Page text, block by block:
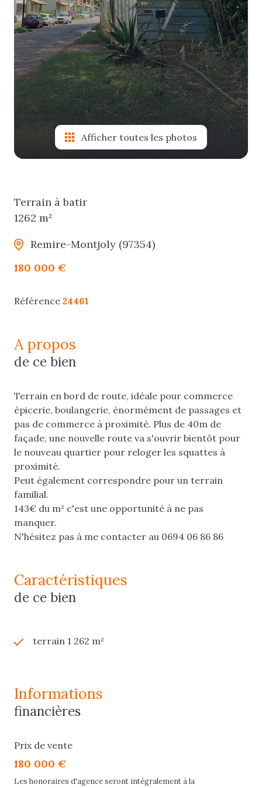
Afficher toutes les photos
Terrain à batir
1262 m²
Remire-Montjoly (97354)
180 000 €
Référence 24461
a propos
de ce bien
Terrain en bord de route, idéale pour commerce
épicerie, boulangerie, énormément de passages et
pas de commerce à proximité. Plus de 40m de
façade, une nouvelle route va s'ouvrir bientôt pour
le nouveau quartier pour reloger les squattes à
proximité.
Peut également correspondre pour un terrain
familial.
143€ du m² c'est une opportunité à ne pas
manquer.
N'hésitez pas à me contacter au 0694 06 86 86
caractéristiques
de ce bien
terrain 1 262 m²
informations
financières
Prix de vente
180 000 €
Les honoraires d'agence seront intégralement à la